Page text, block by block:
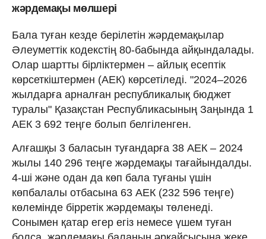
жәрдемақы мөлшері
Бала туған кезде берілетін жәрдемақылар
Әлеуметтік кодекстің 80-бабында айқындалады.
Олар шартты бірліктермен – айлық есептік
көрсеткіштермен (АЕК) көрсетіледі. "2024–2026
жылдарға арналған республикалық бюджет
туралы" Қазақстан Республикасының Заңында 1
АЕК 3 692 теңге болып белгіленген.
Алғашқы 3 баласын туғандарға 38 АЕК – 2024
жылы 140 296 теңге жәрдемақы тағайындалды.
4-ші және одан да көп бала туғаны үшін
көпбалалы отбасына 63 АЕК (232 596 теңге)
көлемінде бірретік жәрдемақы төленеді.
Сонымен қатар егер егіз немесе үшем туған